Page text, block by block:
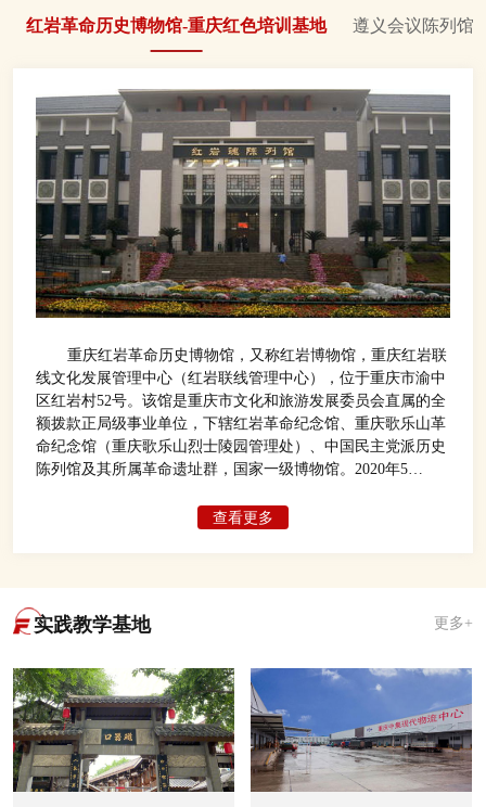
红岩革命历史博物馆-重庆红色培训基地 遵义会议陈列馆-
重庆红岩革命历史博物馆，又称红岩博物馆，重庆红岩联
线文化发展管理中心（红岩联线管理中心），位于重庆市渝中
区红岩村52号。该馆是重庆市文化和旅游发展委员会直属的全
额拨款正局级事业单位，下辖红岩革命纪念馆、重庆歌乐山革
命纪念馆（重庆歌乐山烈士陵园管理处）、中国民主党派历史
陈列馆及其所属革命遗址群，国家一级博物馆。2020年5
红岩革命历史博物馆以1150万人次位居全国博物馆2019年游客
查看更多
实践教学基地 更多+